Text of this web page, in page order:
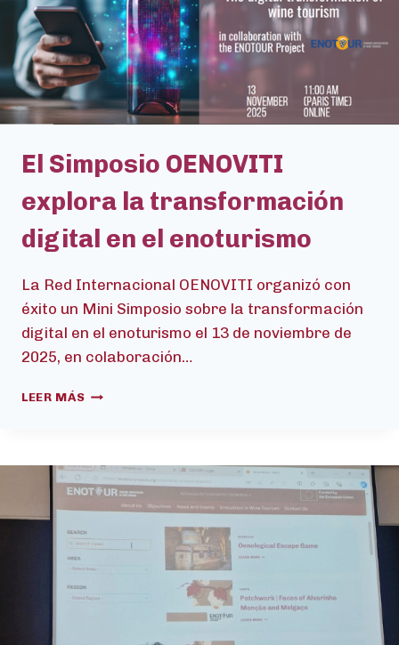
El Simposio OENOVITI
explora la transformación
digital en el enoturismo
La Red Internacional OENOVITI organizó con
éxito un Mini Simposio sobre la transformación
digital en el enoturismo el 13 de noviembre de
2025, en colaboración…
LEER MÁSEL
LA
TRANSFORMACIÓN
DIGITAL
EL
ENOTURISMO